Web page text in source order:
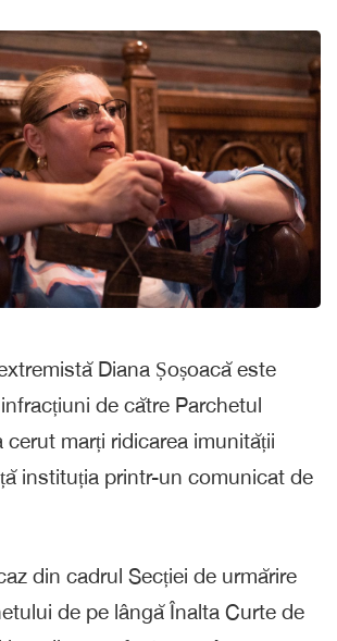
Diana Șoșoacă este
de către Parchetul
cerut marți ridicarea imunității
instituția printr-un comunicat de
din cadrul Secției de urmărire
de pe lângă Înalta Curte de